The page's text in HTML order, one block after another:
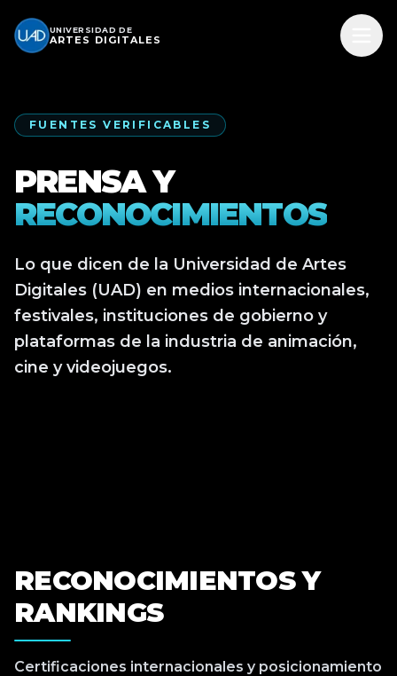
UNIVERSIDAD DE
ARTES DIGITALES
FUENTES VERIFICABLES
PRENSA Y
RECONOCIMIENTOS
Lo que dicen de la Universidad de Artes
Digitales (UAD) en medios internacionales,
festivales, instituciones de gobierno y
plataformas de la industria de animación,
cine y videojuegos.
RECONOCIMIENTOS Y
RANKINGS
Certificaciones internacionales y posicionamiento